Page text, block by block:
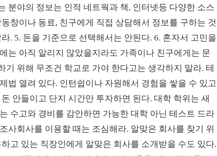
분야의 정보는 인적 네트웍과 책, 인터넷등 다양한 소스
창이나 동료, 친구에게 직접 상담해서 정보를 구하는 것
. 5. 돈을 기준으로 선택해서는 안된다. 6. 혼자서 고민을
는 아직 알리지 않았을지라도 가족이나 친구에게는 문
위해 무조건 학교로 가야 한다고는 생각하지 말라. 테
법 열려 있다. 인턴쉽이나 자원해서 경험을 쌓을 수 있고
안들이고 단지 시간만 투자하면 된다. 대학 학위는 새
수고와 경비를 감안하면 가능한 대학 아닌 테스트 드라
사회사를 이용할 때는 조심해라. 알맞은 회사를 찾기 위
고 있는 직장인에게 알맞은 회사를 소개받을 수도 있다.